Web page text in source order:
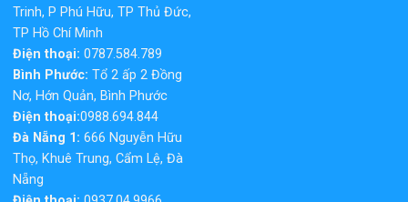
Trinh, P Phú Hữu, TP Thủ Đức,
TP Hồ Chí Minh
Điện thoại: 0787.584.789
Bình Phước: Tổ 2 ấp 2 Đồng
Nơ, Hớn Quản, Bình Phước
Điện thoại:0988.694.844
Đà Nẵng 1: 666 Nguyễn Hữu
Thọ, Khuê Trung, Cẩm Lệ, Đà
Nẵng